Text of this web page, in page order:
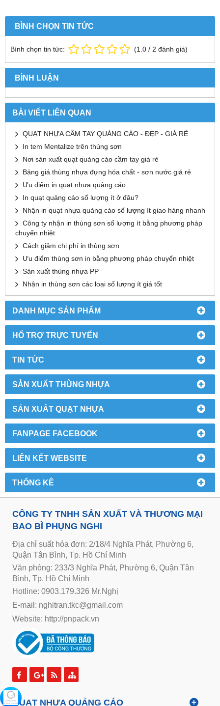
DANH MỤC SẢN PHẨM
HỔ TRỢ TRỰC TUYẾN
TIN TỨC
SẢN XUẤT THÙNG NHỰA
SẢN XUẤT QUẠT NHỰA
FANPAGE FACEBOOK
LIÊN KẾT WEBSITE
THỐNG KÊ
BÌNH CHỌN TIN TỨC
Bình chọn tin tức: (1.0 / 2 đánh giá)
BÌNH LUẬN
BÀI VIẾT LIÊN QUAN
QUẠT NHỰA CẦM TAY QUẢNG CÁO - ĐẸP - GIÁ RẺ
In tem Mentalize trên thùng sơn
Nơi sản xuất quạt quảng cáo cầm tay giá rẻ
Bảng giá thùng nhựa đựng hóa chất - sơn nước giá rẻ
Ưu điểm in quạt nhựa quảng cáo
In quạt quảng cáo số lượng ít ở đâu?
Nhận in quạt nhựa quảng cáo số lượng ít giao hàng nhanh
Công ty nhận in thùng sơn số lượng ít bằng phương pháp
chuyển nhiệt
Cách giảm chi phí in thùng sơn
Ưu điểm thùng sơn in bằng phương pháp chuyển nhiệt
Sản xuất thùng nhựa PP
Nhận in thùng sơn các loại số lượng ít giá tốt
CÔNG TY TNHH SẢN XUẤT VÀ THƯƠNG MẠI
BAO BÌ PHỤNG NGHI
Địa chỉ suất hóa đơn: 2/18/4 Nghĩa Phát, Phường 6,
Quận Tân Bình, Tp. Hồ Chí Minh
Văn phòng: 233/3 Nghĩa Phát, Phường 6, Quận Tân
Bình, Tp. Hồ Chí Minh
Hotline: 0903.179.326 Mr.Nghị
E-mail: nghitran.tkc@gmail.com
Website: http://pnpack.vn
QUẠT NHỰA QUẢNG CÁO